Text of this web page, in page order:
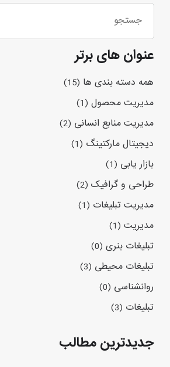
عنوان های برتر
همه دسته بندی ها (15)
مدیریت محصول (1)
مدیریت منابع انسانی (2)
دیجیتال مارکتینگ (1)
بازار یابی (1)
طراحی و گرافیک (2)
مدیریت تبلیغات (1)
مدیریت (1)
تبلیغات بنری (0)
تبلیغات محیطی (3)
روانشناسی (0)
تبلیغات (3)
جدیدترین مطالب